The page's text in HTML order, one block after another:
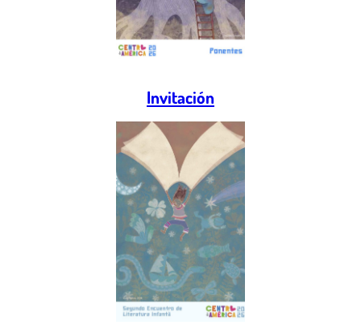
Invitación